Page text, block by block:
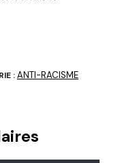
:ANTI-RACISME